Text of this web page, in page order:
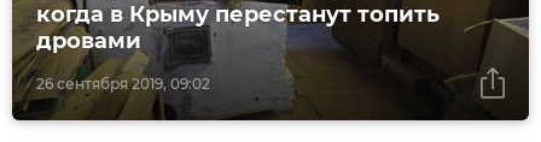
26 сентября 2019, 09:02
когда в Крыму перестанут топить
дровами